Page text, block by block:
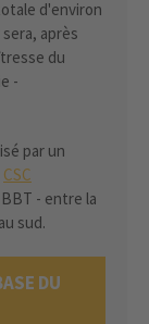
d'environ
après
du
-
par un
CSC
- entre la
sud.
DU